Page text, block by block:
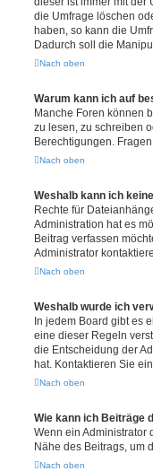
die Umfrage löschen
haben, so kann die
Dadurch soll die
Nach oben
Warum kann ich auf
Manche Foren können
zu lesen, zu schreiben
Berechtigungen.
Nach oben
Weshalb kann ich
Rechte für
Administration hat es
Beitrag verfassen
Administrator
Nach oben
Weshalb wurde ich
In jedem Board gibt es
eine dieser Regeln
die Entscheidung der
hat. Kontaktieren Sie
Nach oben
Wie kann ich Beiträge
Wenn ein Administrator
Nähe des Beitrags, um
Nach oben